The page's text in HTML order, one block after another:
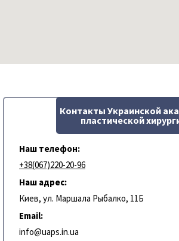
Контакты Украинской
пластической
Наш телефон:
+38(067)220-20-96
Наш адрес:
Киев, ул. Маршала Рыбалко, 11Б
Email:
info@uaps.in.ua